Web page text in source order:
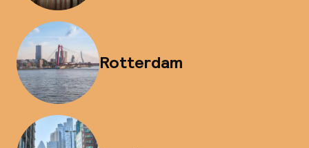
Rotterdam